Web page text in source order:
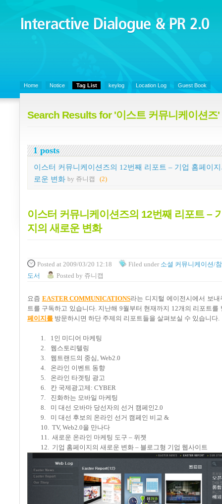
Interactive Dialogue &
PR 2.0
Home Notice Tag List keylog Location Log Guest Book
Search Results for '이스트 커뮤니케이션즈'
1 posts
이스터 커뮤니케이션즈의 12번째 리포트 – 기업 홈페이
로운 변화 by 쥬니캡 (2)
이스터 커뮤니케이션즈의 12번째 리포트 –
지의 새로운 변화
Posted at 2009/03/20 12:18 Filed under 소셜 커뮤니케이션/
도서
Posted by 쥬니캡
요즘 EASTER COMMUNICATIONS라는 디지털 에이전시에서 보
트를 구독하고 있습니다. 지난해 9월부터 현재까지 12개의 리포트를
페이지를 방문하시면 하단 주제의 리포트들을 살펴보실 수 있 습니다
1. 1 인 미디어 마케팅
2.
웹스토리텔링
3.
웹트랜드의 중심 , Web2.0
4.
온라인 이벤트 동향
5.
온라인 타겟팅 광고
6.
칸 국제광고제 : CYBER
7.
진화하는 모바일 마케팅
8.
미 대선 오바마 당선자의 선거 캠페인 2.0
9.
미 대선 후보의 온라인 선거 캠페인 비교 &
10.
TV, Web2.0을 만나다
11.
새로운 온라인 마케팅 도구 – 위젯
12.
기업 홈페이지의 새로운 변화 – 블로그형 기업 웹사이트